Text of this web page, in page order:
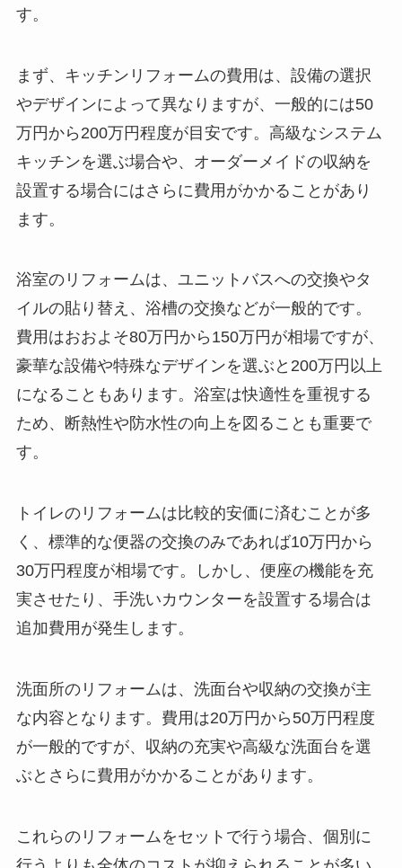
す。
まず、キッチンリフォームの費用は、設備の選択
やデザインによって異なりますが、一般的には50
万円から200万円程度が目安です。高級なシステム
キッチンを選ぶ場合や、オーダーメイドの収納を
設置する場合にはさらに費用がかかることがあり
ます。
浴室のリフォームは、ユニットバスへの交換やタ
イルの貼り替え、浴槽の交換などが一般的です。
費用はおおよそ80万円から150万円が相場ですが、
豪華な設備や特殊なデザインを選ぶと200万円以上
になることもあります。浴室は快適性を重視する
ため、断熱性や防水性の向上を図ることも重要で
す。
トイレのリフォームは比較的安価に済むことが多
く、標準的な便器の交換のみであれば10万円から
30万円程度が相場です。しかし、便座の機能を充
実させたり、手洗いカウンターを設置する場合は
追加費用が発生します。
洗面所のリフォームは、洗面台や収納の交換が主
な内容となります。費用は20万円から50万円程度
が一般的ですが、収納の充実や高級な洗面台を選
ぶとさらに費用がかかることがあります。
これらのリフォームをセットで行う場合、個別に